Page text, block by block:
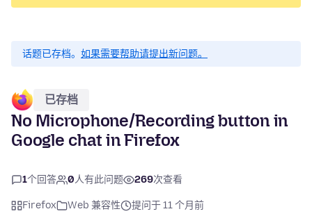
话题已存档。 如果需要帮助请提出新问题。
已存档
No Microphone/Recording button in
Google chat in Firefox
1个回答 0人有此问题 269次查看
Firefox Web 兼容性
提问于 11 个月前